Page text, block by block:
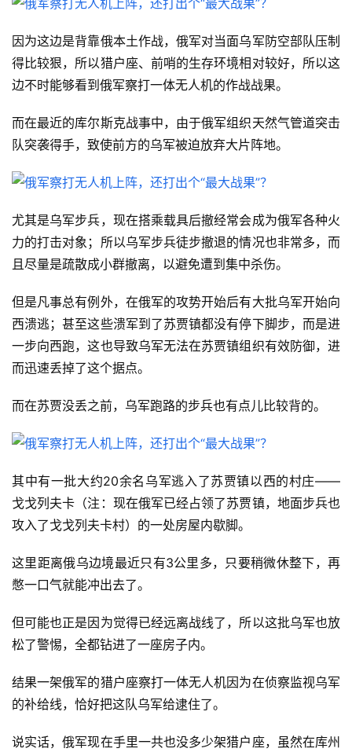
因为这边是背靠俄本土作战，俄军对当面乌军防空部队压制
得比较狠，所以猎户座、前哨的生存环境相对较好，所以这
边不时能够看到俄军察打一体无人机的作战战果。
而在最近的库尔斯克战事中，由于俄军组织天然气管道突击
队突袭得手，致使前方的乌军被迫放弃大片阵地。
尤其是乌军步兵，现在搭乘载具后撤经常会成为俄军各种火
力的打击对象；所以乌军步兵徒步撤退的情况也非常多，而
且尽量是疏散成小群撤离，以避免遭到集中杀伤。
但是凡事总有例外，在俄军的攻势开始后有大批乌军开始向
西溃逃；甚至这些溃军到了苏贾镇都没有停下脚步，而是进
一步向西跑，这也导致乌军无法在苏贾镇组织有效防御，进
而迅速丢掉了这个据点。
而在苏贾没丢之前，乌军跑路的步兵也有点儿比较背的。
其中有一批大约20余名乌军逃入了苏贾镇以西的村庄——
戈戈列夫卡（注：现在俄军已经占领了苏贾镇，地面步兵也
攻入了戈戈列夫卡村）的一处房屋内歇脚。
这里距离俄乌边境最近只有3公里多，只要稍微休整下，再
憋一口气就能冲出去了。
但可能也正是因为觉得已经远离战线了，所以这批乌军也放
松了警惕，全都钻进了一座房子内。
结果一架俄军的猎户座察打一体无人机因为在侦察监视乌军
的补给线，恰好把这队乌军给逮住了。
说实话，俄军现在手里一共也没多少架猎户座，虽然在库州